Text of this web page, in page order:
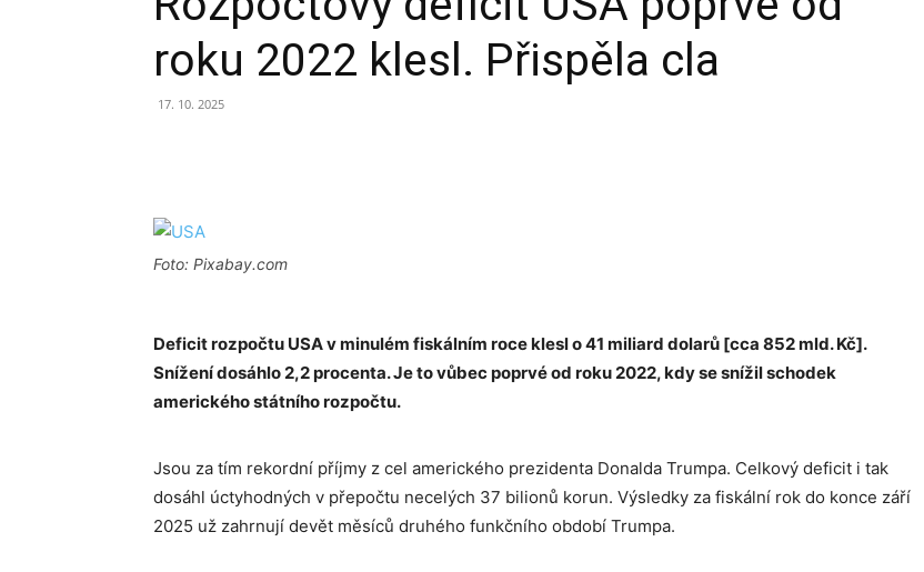
roku 2022 klesl. Přispěla cla
17. 10. 2025
Foto: Pixabay.com
Deficit rozpočtu USA v minulém fiskálním roce klesl o 41 miliard dolarů [cca 852 mld. Kč].
Snížení dosáhlo 2,2 procenta. Je to vůbec poprvé od roku 2022, kdy se snížil schodek
amerického státního rozpočtu.
Jsou za tím rekordní příjmy z cel amerického prezidenta Donalda Trumpa. Celkový deficit i tak
dosáhl úctyhodných v přepočtu necelých 37 bilionů korun. Výsledky za fiskální rok do konce září
2025 už zahrnují devět měsíců druhého funkčního období Trumpa.